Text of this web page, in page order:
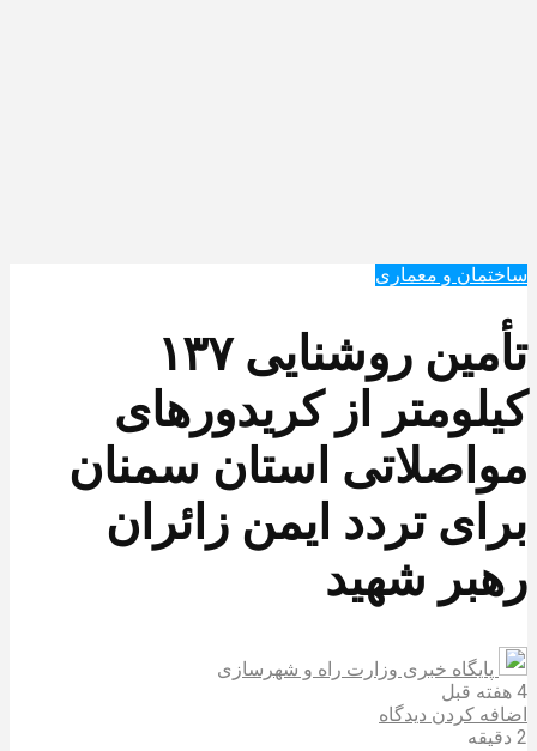
ساختمان و معماری
تأمین روشنایی ۱۳۷
کیلومتر از کریدورهای
مواصلاتی استان سمنان
برای تردد ایمن زائران
رهبر شهید
پایگاه خبری وزارت راه و شهرسازی
4 هفته قبل
اضافه کردن دیدگاه
2 دقیقه